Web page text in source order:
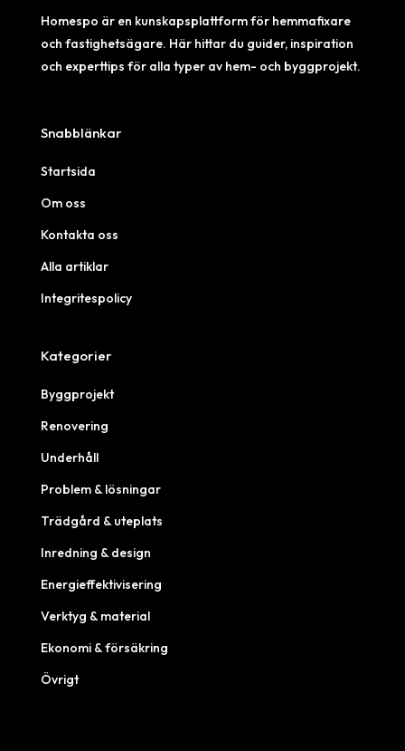
Homespo är en kunskapsplattform för hemmafixare
och fastighetsägare. Här hittar du guider, inspiration
och experttips för alla typer av hem- och byggprojekt.
Snabblänkar
Startsida
Om oss
Kontakta oss
Alla artiklar
Integritespolicy
Kategorier
Byggprojekt
Renovering
Underhåll
Problem & lösningar
Trädgård & uteplats
Inredning & design
Energieffektivisering
Verktyg & material
Ekonomi & försäkring
Övrigt